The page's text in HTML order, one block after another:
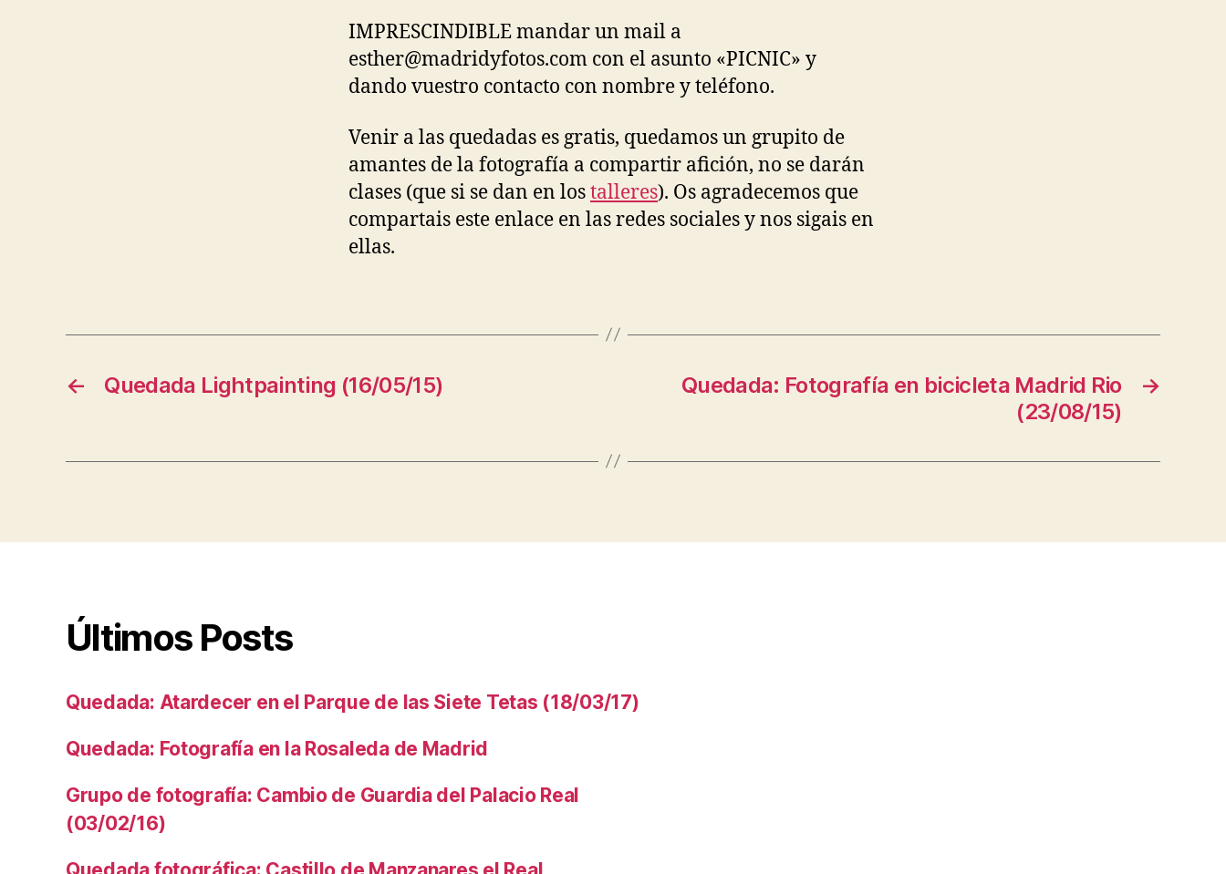
IMPRESCINDIBLE mandar un mail a
esther@madridyfotos.com con el asunto «PICNIC» y
dando vuestro contacto con nombre y teléfono.
Venir a las quedadas es gratis, quedamos un grupito de
amantes de la fotografía a compartir afición, no se darán
clases (que si se dan en lostalleres). Os agradecemos que
compartais este enlace en las redes sociales y nos sigais en
ellas.
← Quedada Lightpainting (16/05/15) →
Quedada: Fotografía en bicicleta Madrid Rio
(23/08/15)
Últimos Posts
Quedada: Atardecer en el Parque de las Siete Tetas (18/03/17)
Quedada: Fotografía en la Rosaleda de Madrid
Grupo de fotografía: Cambio de Guardia del Palacio Real
(03/02/16)